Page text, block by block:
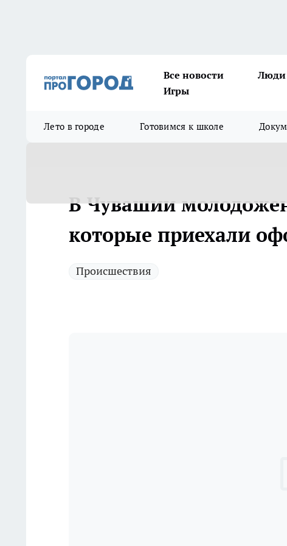
Все новости Люди
Игры
Лето в городе Готовимся к школе
В Чувашии
которые приехали
Происшествия